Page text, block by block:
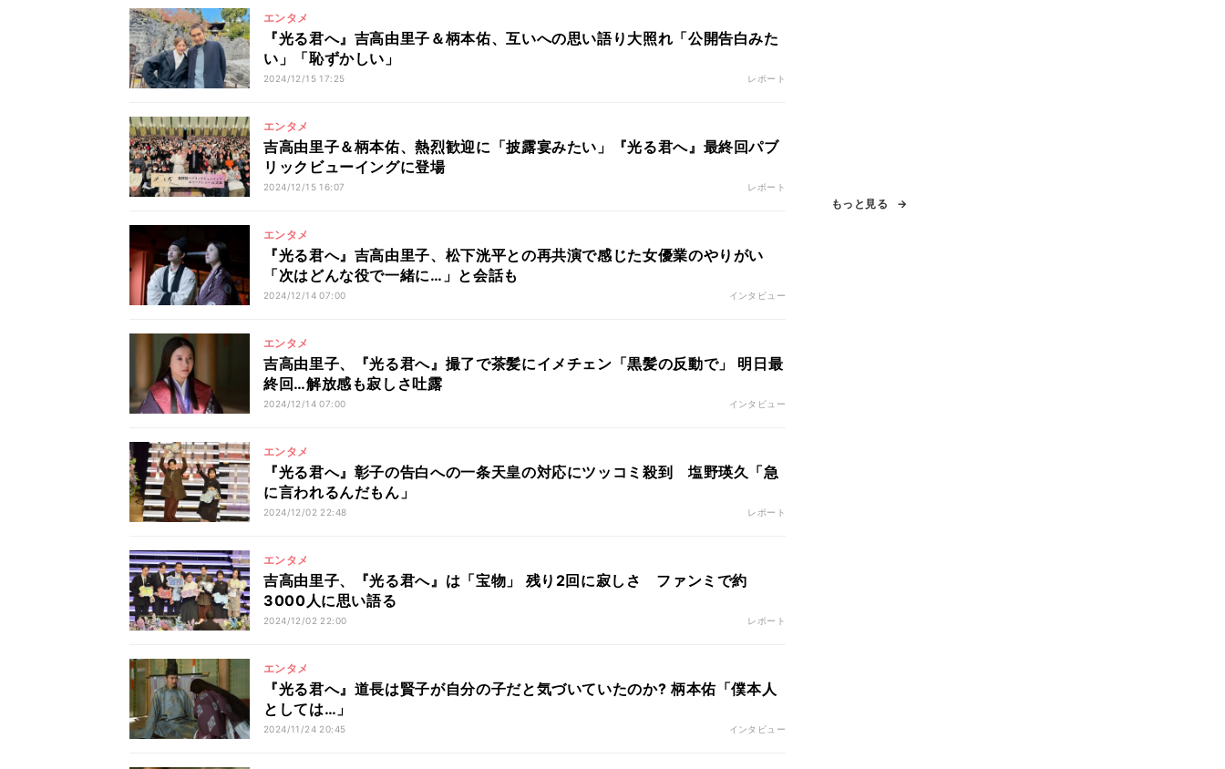
エンタメ
『光る君へ』吉高由里子＆柄本佑、互いへの思い語り大照れ「公開告白みた
い」「恥ずかしい」
2024/12/15 17:25 レポート
エンタメ
吉高由里子＆柄本佑、熱烈歓迎に「披露宴みたい」『光る君へ』最終回パブ
リックビューイングに登場
2024/12/15 16:07 レポート
エンタメ
『光る君へ』吉高由里子、松下洸平との再共演で感じた女優業のやりがい
「次はどんな役で一緒に…」と会話も
2024/12/14 07:00 インタビュー
エンタメ
吉高由里子、『光る君へ』撮了で茶髪にイメチェン「黒髪の反動で」 明日最
終回…解放感も寂しさ吐露
2024/12/14 07:00 インタビュー
エンタメ
『光る君へ』彰子の告白への一条天皇の対応にツッコミ殺到 塩野瑛久「急
に言われるんだもん」
2024/12/02 22:48 レポート
エンタメ
吉高由里子、『光る君へ』は「宝物」 残り2回に寂しさ ファンミで約
3000人に思い語る
2024/12/02 22:00 レポート
エンタメ
『光る君へ』道長は賢子が自分の子だと気づいていたのか? 柄本佑「僕本人
としては…」
2024/11/24 20:45 インタビュー
もっと見る